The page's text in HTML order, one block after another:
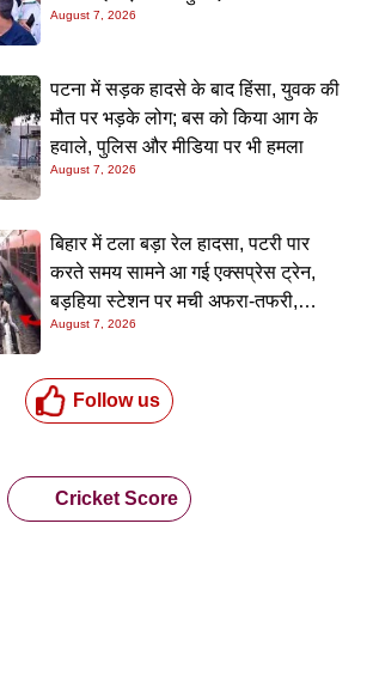
20 सालों के काम
August 7, 2026
पटना में सड़क हादसे के बाद हिंसा, युवक की
मौत पर भड़के लोग; बस को किया आग के
हवाले, पुलिस और मीडिया पर भी हमला
August 7, 2026
बिहार में टला बड़ा रेल हादसा, पटरी पार
करते समय सामने आ गई एक्सप्रेस ट्रेन,
बड़हिया स्टेशन पर मची अफरा-तफरी,
यात्रियों की लापरवाही आई सामने
August 7, 2026
Follow us
Cricket Score